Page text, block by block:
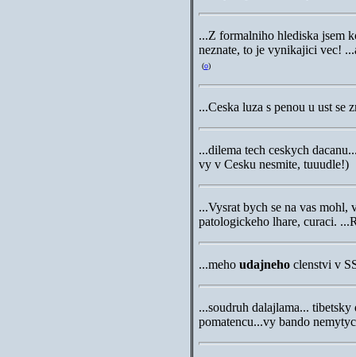
...Z formalniho hlediska jsem
neznate, to je vynikajici vec!
(o)
...Ceska luza s penou u ust se
...dilema tech ceskych
vy v Cesku nesmite,
...Vysrat bych se na vas mohl,
patologickeho lhare, curaci.
...meho udajnehoclenstvi v
...soudruh dalajlama...
pomatencu...vy bando